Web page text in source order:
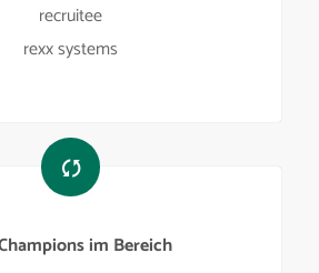
recruitee
rexx systems
im Bereich